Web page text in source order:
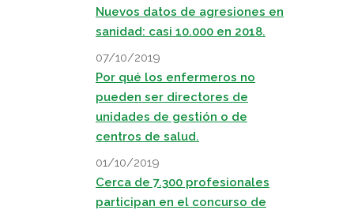
Nuevos datos de agresiones en
sanidad: casi 10.000 en 2018.
07/10/2019
Por qué los enfermeros no
pueden ser directores de
unidades de gestión o de
centros de salud.
01/10/2019
Cerca de 7.300 profesionales
participan en el concurso de